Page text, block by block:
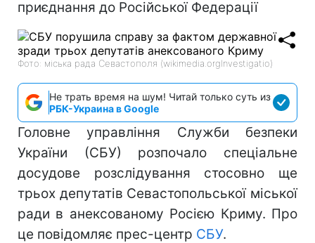
приєднання до Російської Федерації
Фото: міська рада Севастополя (wikimedia.orgInvestigatio)
Не трать время на шум! Читай только суть из
РБК-Украина в Google
Головне управління Служби безпеки
України (СБУ) розпочало спеціальне
досудове розслідування стосовно ще
трьох депутатів Севастопольської міської
ради в анексованому Росією Криму. Про
це повідомляє прес-центр СБУ.